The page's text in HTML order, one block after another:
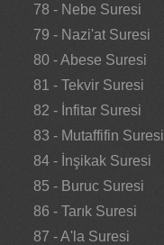
78 - Nebe Suresi
79 - Nazi'at Suresi
80 - Abese Suresi
81 - Tekvir Suresi
82 - İnfitar Suresi
83 - Mutaffifin Suresi
84 - İnşikak Suresi
85 - Buruc Suresi
86 - Tarık Suresi
87 - A'la Suresi